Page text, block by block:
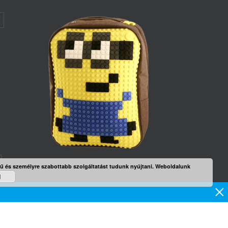
×
és személyre szabottabb szolgáltatást tudunk nyújtani. Weboldalunk